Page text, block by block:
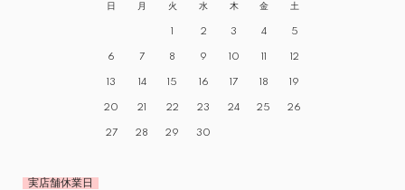
日 月 火 水 木 金 土
1 2 3 4 5
6 7 8 9 10 11 12
13 14 15 16 17 18 19
20 21 22 23 24 25 26
27 28 29 30
実店舗休業日